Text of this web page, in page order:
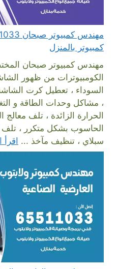
كمبيوتر بالمنزل
مهندس كمبيوتر صبحان
الكومبيوترات من ظهور
السوداء ، تعطيل كرت
، مشاكل وحدات الطاقة و
الحرارة الزائدة ، تلف معالج
الحاسوب بشكل متكرر ، تلف
سبلاي ، تنظيف مآخذ ... اقرأ